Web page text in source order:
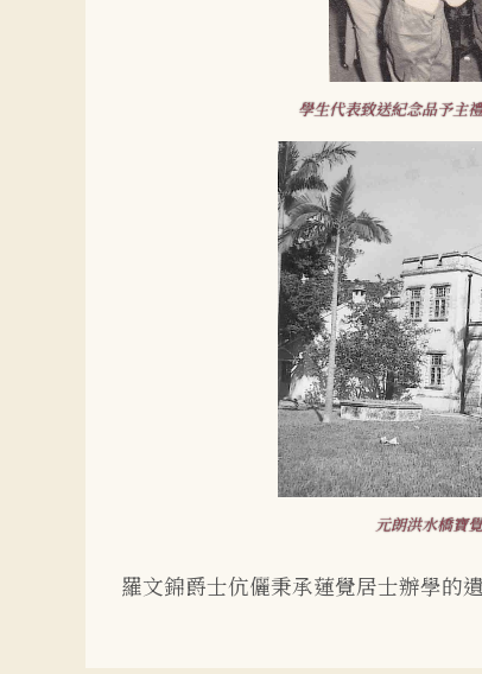
學生代表致送紀念品予主
元朗洪水橋寶
羅文錦爵士伉儷秉承蓮覺居士辦學的